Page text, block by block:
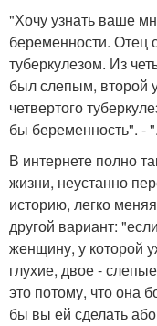
"Хочу узнать ваше
беременности. Отец
туберкулезом. Из
был слепым, второй
четвертого
бы беременность". -
В интернете полно
жизни, неустанно
историю, легко
другой вариант:
женщину, у которой
глухие, двое -
это потому, что она
бы вы ей сделать